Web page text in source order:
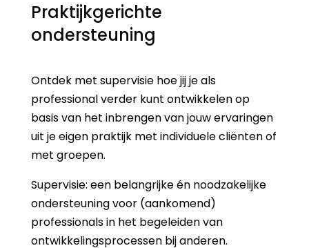
Praktijkgerichte
ondersteuning
Ontdek met supervisie hoe jij je als
professional verder kunt ontwikkelen op
basis van het inbrengen van jouw ervaringen
uit je eigen praktijk met individuele cliënten of
met groepen.
Supervisie: een belangrijke én noodzakelijke
ondersteuning voor (aankomend)
professionals in het begeleiden van
ontwikkelingsprocessen bij anderen.